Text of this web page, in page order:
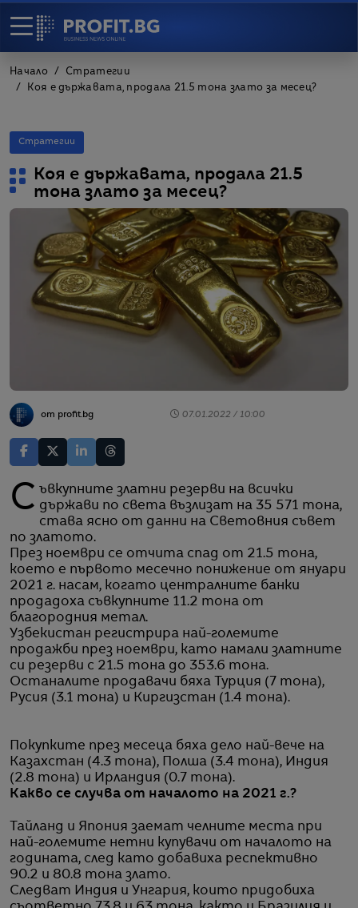
Начало
Стратегии
Коя е държавата, продала 21.5 тона злато за месец?
Стратегии
Коя е държавата, продала 21.5
тона злато за месец?
от profit.bg 07.01.2022 / 10:00
Съвкупните златни резерви на всички държави по света възлизат на 35 571 тона,
става ясно от данни на Световния съвет
по златото.
През ноември се отчита спад от 21.5 тона,
което е първото месечно понижение от януари
2021 г. насам, когато централните банки
продадоха съвкупните 11.2 тона от
благородния метал.
Узбекистан регистрира най-големите
продажби през ноември, като намали златните
си резерви с 21.5 тона до 353.6 тона.
Останалите продавачи бяха Турция (7 тона),
Русия (3.1 тона) и Киргизстан (1.4 тона).
Покупките през месеца бяха дело най-вече на
Казахстан (4.3 тона), Полша (3.4 тона), Индия
(2.8 тона) и Ирландия (0.7 тона).
Какво се случва от началото на 2021 г.?
Тайланд и Япония заемат челните места при
най-големите нетни купувачи от началото на
годината, след като добавиха респективно
90.2 и 80.8 тона злато.
Следват Индия и Унгария, които придобиха